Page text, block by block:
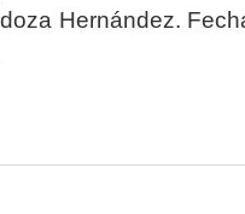
Hernández.